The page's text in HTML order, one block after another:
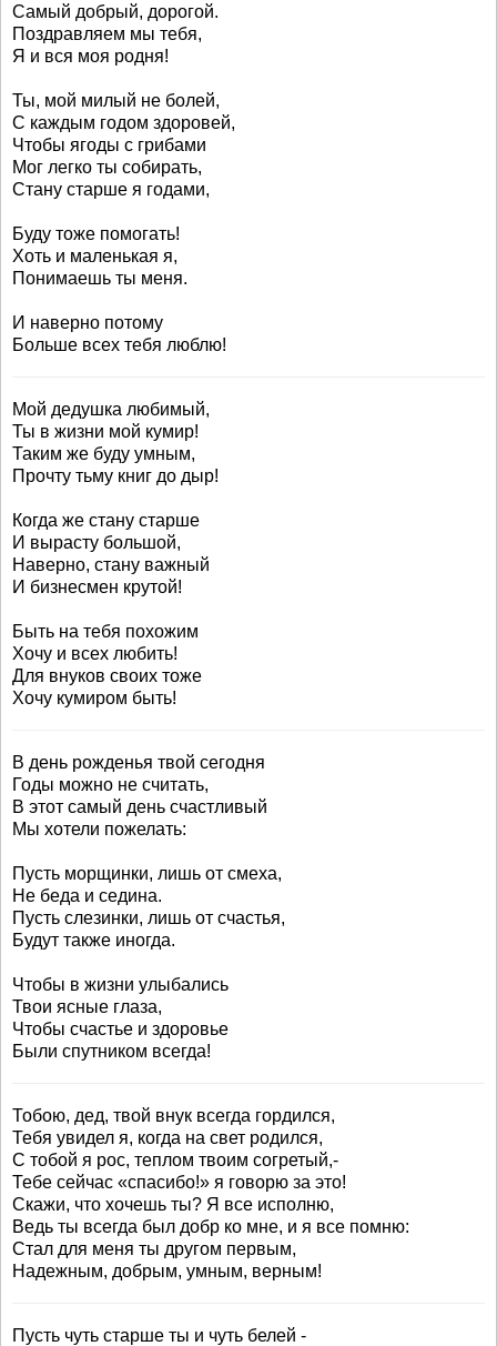
Самый добрый, дорогой.
Поздравляем мы тебя,
Я и вся моя родня!
Ты, мой милый не болей,
С каждым годом здоровей,
Чтобы ягоды с грибами
Мог легко ты собирать,
Стану старше я годами,
Буду тоже помогать!
Хоть и маленькая я,
Понимаешь ты меня.
И наверно потому
Больше всех тебя люблю!
Мой дедушка любимый,
Ты в жизни мой кумир!
Таким же буду умным,
Прочту тьму книг до дыр!
Когда же стану старше
И вырасту большой,
Наверно, стану важный
И бизнесмен крутой!
Быть на тебя похожим
Хочу и всех любить!
Для внуков своих тоже
Хочу кумиром быть!
В день рожденья твой сегодня
Годы можно не считать,
В этот самый день счастливый
Мы хотели пожелать:
Пусть морщинки, лишь от смеха,
Не беда и седина.
Пусть слезинки, лишь от счастья,
Будут также иногда.
Чтобы в жизни улыбались
Твои ясные глаза,
Чтобы счастье и здоровье
Были спутником всегда!
Тобою, дед, твой внук всегда гордился,
Тебя увидел я, когда на свет родился,
С тобой я рос, теплом твоим согретый,-
Тебе сейчас «спасибо!» я говорю за это!
Скажи, что хочешь ты? Я все исполню,
Ведь ты всегда был добр ко мне, и я все помню:
Стал для меня ты другом первым,
Надежным, добрым, умным, верным!
Пусть чуть старше ты и чуть белей -